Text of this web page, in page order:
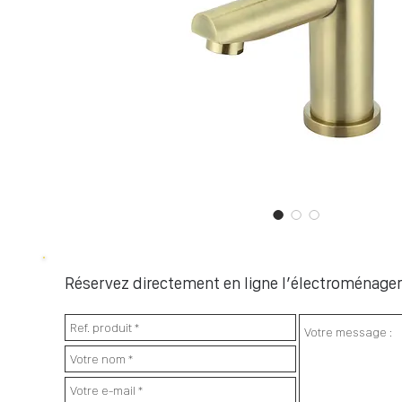
Réservez directement en ligne